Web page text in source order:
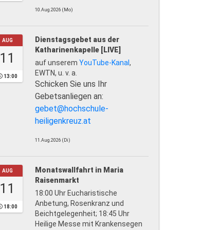
10.Aug.2026 (Mo)
AUG
11
13:00
Dienstagsgebet aus der
Katharinenkapelle [LIVE]
auf unserem YouTube-Kanal ,
EWTN, u. v. a.
Schicken Sie uns Ihr
Gebetsanliegen an:
gebet@hochschule-
heiligenkreuz.at
11.Aug.2026 (Di)
AUG
11
18:00
Monatswallfahrt in Maria
Raisenmarkt
18:00 Uhr Eucharistische
Anbetung, Rosenkranz und
Beichtgelegenheit; 18:45 Uhr
Heilige Messe mit Krankensegen